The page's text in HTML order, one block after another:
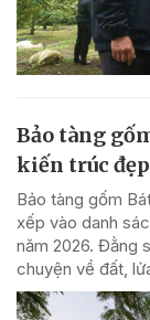
Bảo tàng
kiến trúc
Bảo tàng gốm
xếp vào danh
năm 2026. Đằng
chuyện về đất,